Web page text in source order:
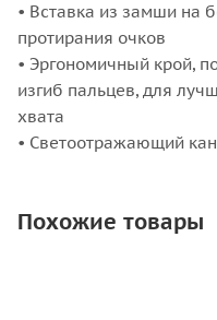
• Вставка из замши на
протирания очков
• Эргономичный крой,
изгиб пальцев, для
хвата
• Светоотражающий
Похожие товары